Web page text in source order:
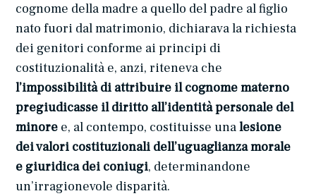
cognome della madre a quello del padre al figlio
nato fuori dal matrimonio, dichiarava la richiesta
dei genitori conforme ai principi di
costituzionalità e, anzi, riteneva che
l’impossibilità di attribuire il cognome materno
pregiudicasse il diritto all’identità personale del
minore e, al contempo, costituisse unalesione
dei valori costituzionali dell’uguaglianza morale
e giuridica dei coniugi, determinandone
un’irragionevole disparità.